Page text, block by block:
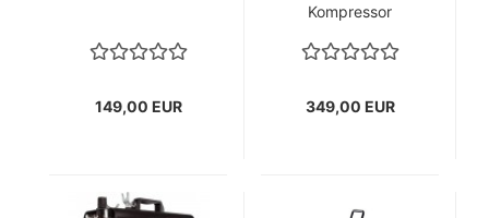
149,00 EUR
Kompressor
349,00 EUR